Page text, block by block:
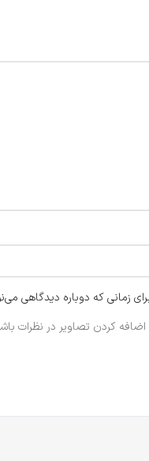
زمانی که دوباره دیدگاهی
کردن تصاویر در نظرات